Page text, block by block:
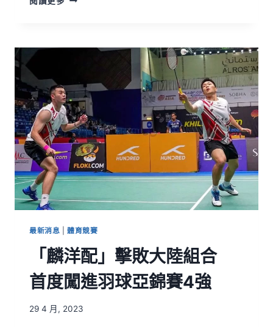
最新消息 |體育競賽
「麟洋配」擊敗大陸組合
首度闖進羽球亞錦賽4強
29 4 月, 2023